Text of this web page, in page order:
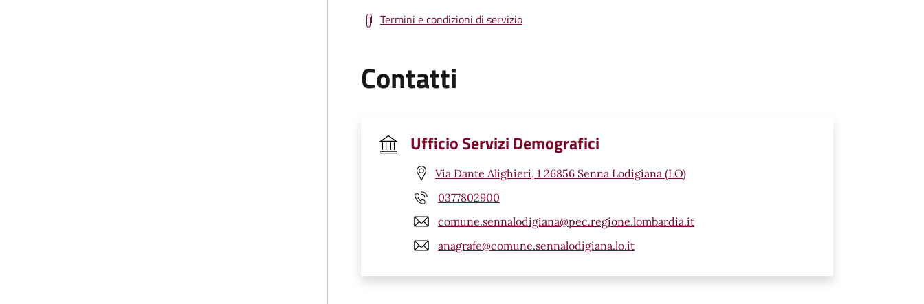
Termini e condizioni di servizio
Contatti
Ufficio Servizi Demografici
Via Dante Alighieri, 1 26856 Senna Lodigiana (LO)
0377802900
comune.sennalodigiana@pec.regione.lombardia.it
anagrafe@comune.sennalodigiana.lo.it